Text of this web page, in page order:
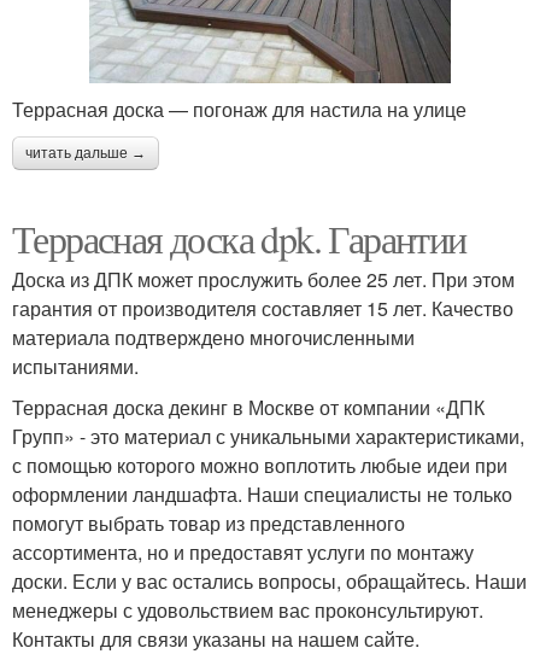
Террасная доска — погонаж для настила на улице
читать дальше →
Террасная доска dpk. Гарантии
Доска из ДПК может прослужить более 25 лет. При этом
гарантия от производителя составляет 15 лет. Качество
материала подтверждено многочисленными
испытаниями.
Террасная доска декинг в Москве от компании «ДПК
Групп» - это материал с уникальными характеристиками,
с помощью которого можно воплотить любые идеи при
оформлении ландшафта. Наши специалисты не только
помогут выбрать товар из представленного
ассортимента, но и предоставят услуги по монтажу
доски. Если у вас остались вопросы, обращайтесь. Наши
менеджеры с удовольствием вас проконсультируют.
Контакты для связи указаны на нашем сайте.